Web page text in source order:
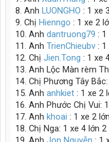
8. Anh LUONGHO : 1 xe
9. Chị Hienngo : 1 xe 2
10. Anh dantruong79 : 1
11. Anh TrienChieubv : 1
12. Chị Jien.Tong : 1 xe
13. Anh Lộc Màn rèm
14. Chị Phương Tây
15. Anh anhkiet : 1 xe 2
16. Anh Phước Chị Vui:
17. Anh khoai : 1 xe 2
18. Chị Nga: 1 xe 4 lớn 2